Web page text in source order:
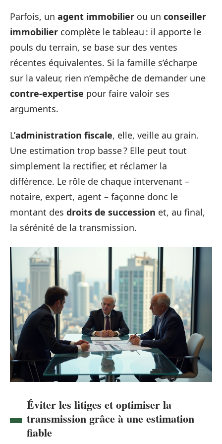
Parfois, un agent immobilier ou un conseiller
immobilier complète le tableau : il apporte le
pouls du terrain, se base sur des ventes
récentes équivalentes. Si la famille s’écharpe
sur la valeur, rien n’empêche de demander une
contre-expertise pour faire valoir ses
arguments.
L’administration fiscale, elle, veille au grain.
Une estimation trop basse ? Elle peut tout
simplement la rectifier, et réclamer la
différence. Le rôle de chaque intervenant –
notaire, expert, agent – façonne donc le
montant des droits de succession et, au final,
la sérénité de la transmission.
Éviter les litiges et optimiser la
transmission grâce à une estimation
fiable